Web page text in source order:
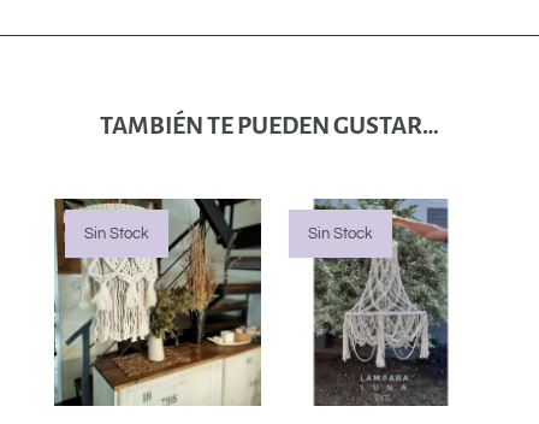
TAMBIÉN TE PUEDEN GUSTAR…
Sin Stock Sin Stock